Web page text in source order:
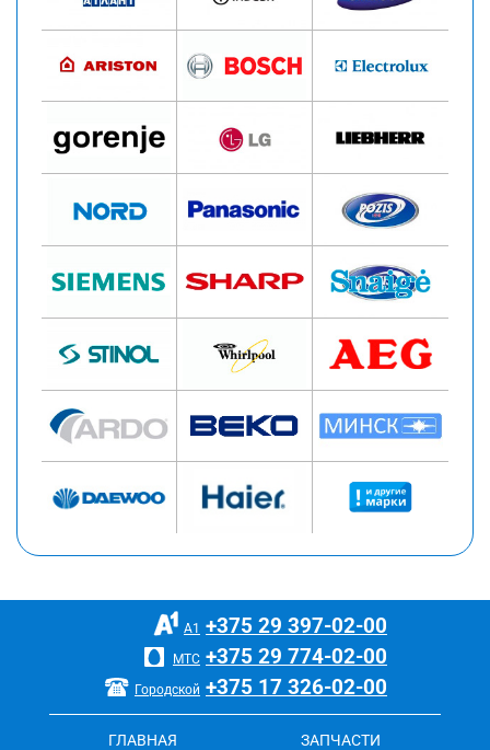
А1 +375 29 397-02-00
МТС +375 29 774-02-00
Городской +375 17 326-02-00
ГЛАВНАЯ ЗАПЧАСТИ